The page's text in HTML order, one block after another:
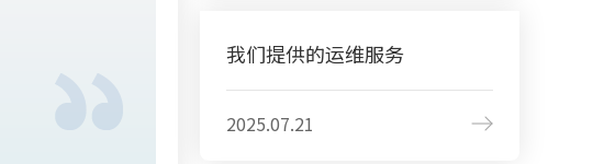
我们提供的运维服务
2025.07.21